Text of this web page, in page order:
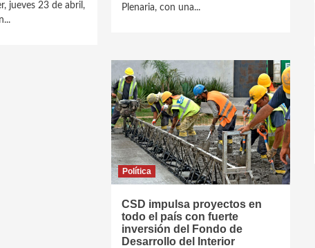
jueves 23 de abril,
Plenaria, con una...
Política
CSD impulsa proyectos en
todo el país con fuerte
inversión del Fondo de
Desarrollo del Interior